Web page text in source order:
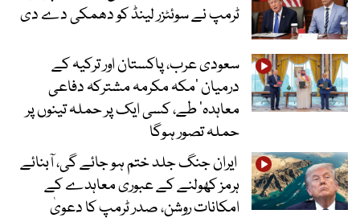
ٹرمپ نے سوئٹزر لینڈ کو دھمکی دے دی
سعودی عرب، پاکستان اور ترکیہ کے
درمیان ’مکہ مکرمہ مشترکہ دفاعی
معاہدہ‘ طے، کسی ایک پر حملہ تینوں پر
حملہ تصور ہوگا
ایران جنگ جلد ختم ہو جائے گی، آبنائے
ہرمز کھولنے کے عبوری معاہدے کے
امکانات روشن، صدر ٹرمپ کا دعویٰ